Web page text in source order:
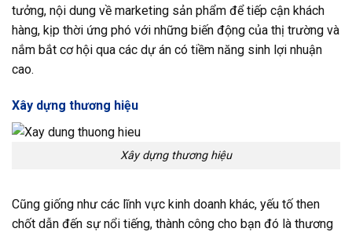
tưởng, nội dung về marketing sản phẩm để tiếp cận khách
hàng, kịp thời ứng phó với những biến động của thị trường và
nắm bắt cơ hội qua các dự án có tiềm năng sinh lợi nhuận
cao.
Xây dựng thương hiệu
Xây dựng thương hiệu
Cũng giống như các lĩnh vực kinh doanh khác, yếu tố then
chốt dẫn đến sự nổi tiếng, thành công cho bạn đó là thương